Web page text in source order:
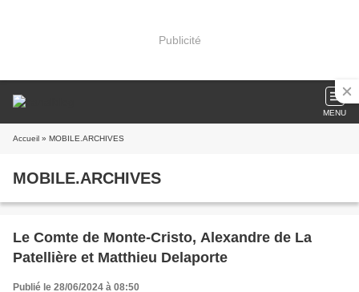
Publicité
MENU
Accueil » MOBILE.ARCHIVES
MOBILE.ARCHIVES
Le Comte de Monte-Cristo, Alexandre de La
Patellière et Matthieu Delaporte
Publié le 28/06/2024 à 08:50